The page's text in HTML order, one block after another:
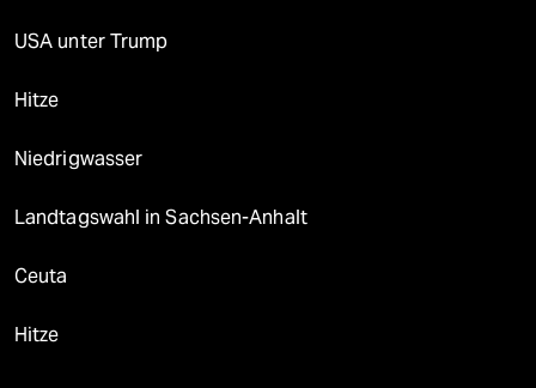
USA unter Trump
Hitze
Niedrigwasser
Landtagswahl in Sachsen-Anhalt
Ceuta
Hitze